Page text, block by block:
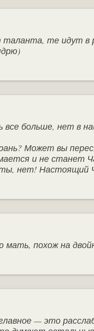
таланта, те идут в
все больше, нет в
Может вы
и не станет
нет! Настоящий
похож на
— это